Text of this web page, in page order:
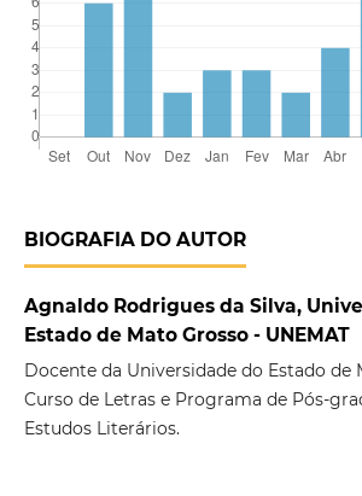
BIOGRAFIA DO AUTOR
Agnaldo Rodrigues da Silva,
Estado de Mato Grosso - UNEMAT
Docente da Universidade do Estado de
Curso de Letras e Programa de Pós-
Estudos Literários.